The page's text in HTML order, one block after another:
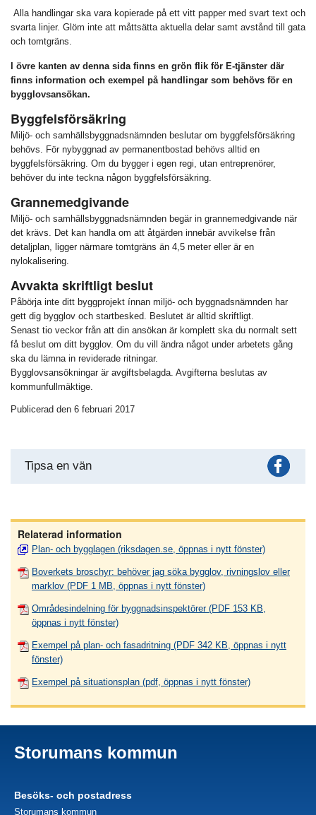
Alla handlingar ska vara kopierade på ett vitt papper med svart text och
svarta linjer. Glöm inte att måttsätta aktuella delar samt avstånd till gata
och tomtgräns.
I övre kanten av denna sida finns en grön flik för E-tjänster där
finns information och exempel på handlingar som behövs för en
bygglovsansökan.
Byggfelsförsäkring
Miljö- och samhällsbyggnadsnämnden beslutar om byggfelsförsäkring
behövs. För nybyggnad av permanentbostad behövs alltid en
byggfelsförsäkring. Om du bygger i egen regi, utan entreprenörer,
behöver du inte teckna någon byggfelsförsäkring.
Grannemedgivande
Miljö- och samhällsbyggnadsnämnden begär in grannemedgivande när
det krävs. Det kan handla om att åtgärden innebär avvikelse från
detaljplan, ligger närmare tomtgräns än 4,5 meter eller är en
nylokalisering.
Avvakta skriftligt beslut
Påbörja inte ditt byggprojekt ínnan miljö- och byggnadsnämnden har
gett dig bygglov och startbesked. Beslutet är alltid skriftligt.
Senast tio veckor från att din ansökan är komplett ska du normalt sett
få beslut om ditt bygglov. Om du vill ändra något under arbetets gång
ska du lämna in reviderade ritningar.
Bygglovsansökningar är avgiftsbelagda. Avgifterna beslutas av
kommunfullmäktige.
Publicerad den 6 februari 2017
Tipsa en vän
Relaterad information
Plan- och bygglagen (riksdagen.se, öppnas i nytt fönster)
Boverkets broschyr: behöver jag söka bygglov, rivningslov eller
marklov (PDF 1 MB, öppnas i nytt fönster)
Områdesindelning för byggnadsinspektörer (PDF 153 KB,
öppnas i nytt fönster)
Exempel på plan- och fasadritning (PDF 342 KB, öppnas i nytt
fönster)
Exempel på situationsplan (pdf, öppnas i nytt fönster)
Storumans kommun
Besöks- och postadress
Storumans kommun